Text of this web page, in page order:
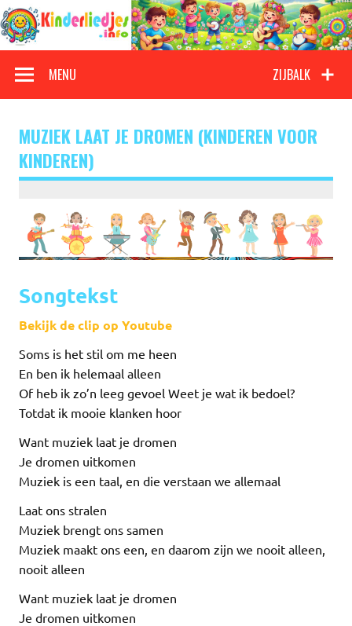
Doorgaan
naar
inhoud
Kinderliedjes
ZIJBALK
MENU
MUZIEK LAAT JE DROMEN (KINDEREN VOOR
KINDEREN)
Songtekst
Bekijk de clip op Youtube
Soms is het stil om me heen
En ben ik helemaal alleen
Of heb ik zo’n leeg gevoel Weet je wat ik bedoel?
Totdat ik mooie klanken hoor
Want muziek laat je dromen
Je dromen uitkomen
Muziek is een taal, en die verstaan we allemaal
Laat ons stralen
Muziek brengt ons samen
Muziek maakt ons een, en daarom zijn we nooit alleen,
nooit alleen
Want muziek laat je dromen
Je dromen uitkomen